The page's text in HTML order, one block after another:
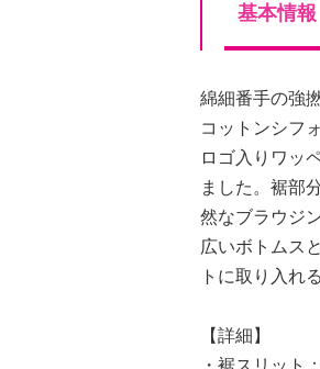
基本情報
綿細番手の強
コットンシフ
ロゴ入りワッ
ました。裾部
然なブラウジ
広いボトムス
トに取り入れ
【詳細】
・裾スリット